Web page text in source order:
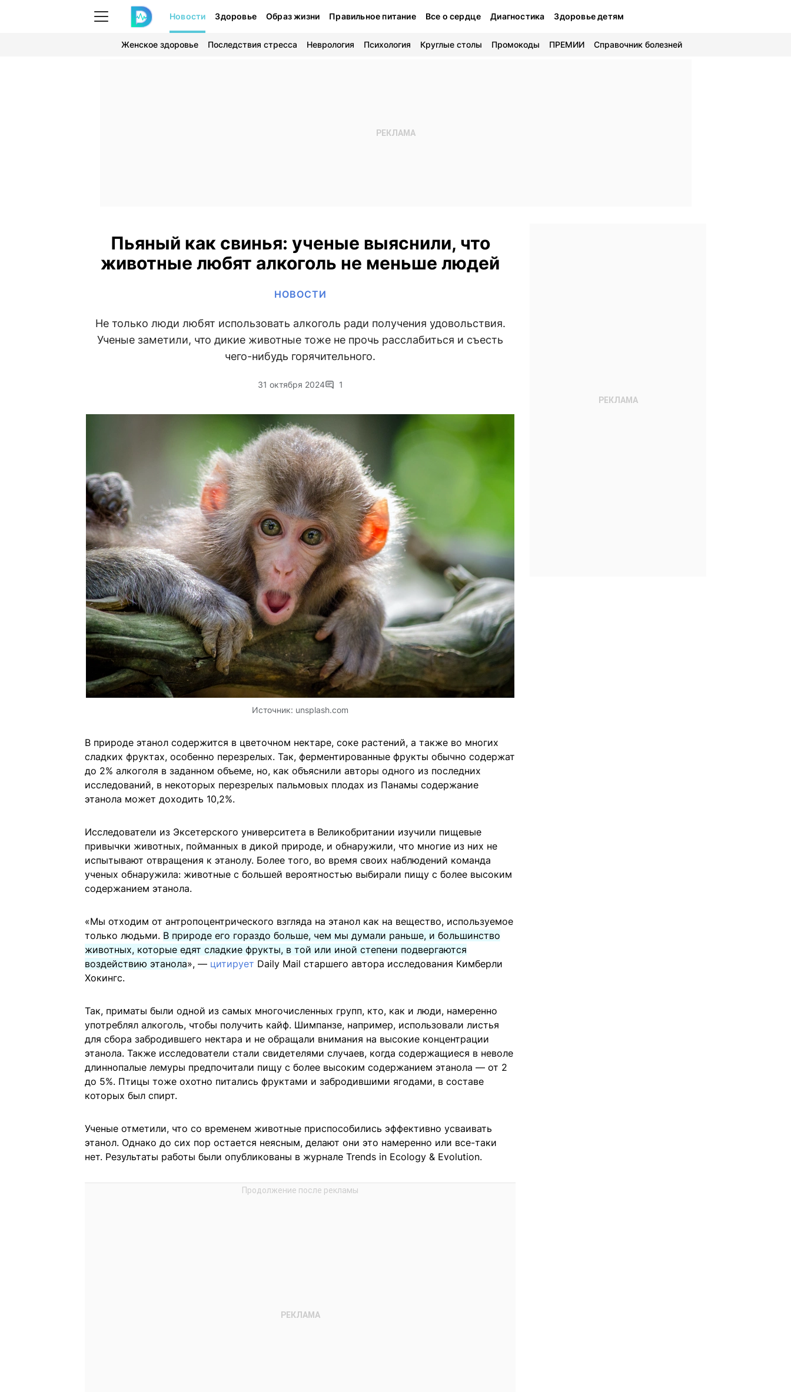
Новости Здоровье Образ жизни Правильное питание Все о сердце Диагностика Здоровье детям
Женское здоровье Последствия стресса Неврология Психология Круглые столы Промокоды ПРЕМИИ Справочник болезней
Пьяный как свинья: ученые выяснили, что
животные любят алкоголь не меньше людей
НОВОСТИ
Не только люди любят использовать алкоголь ради получения удовольствия.
Ученые заметили, что дикие животные тоже не прочь расслабиться и съесть
чего-нибудь горячительного.
31 октября 2024 1
Источник: unsplash.com
В природе этанол содержится в цветочном нектаре, соке растений, а также во многих
сладких фруктах, особенно перезрелых. Так, ферментированные фрукты обычно содержат
до 2% алкоголя в заданном объеме, но, как объяснили авторы одного из последних
исследований, в некоторых перезрелых пальмовых плодах из Панамы содержание
этанола может доходить 10,2%.
Исследователи из Эксетерского университета в Великобритании изучили пищевые
привычки животных, пойманных в дикой природе, и обнаружили, что многие из них не
испытывают отвращения к этанолу. Более того, во время своих наблюдений команда
ученых обнаружила: животные с большей вероятностью выбирали пищу с более высоким
содержанием этанола.
«Мы отходим от антропоцентрического взгляда на этанол как на вещество, используемое
только людьми. В природе его гораздо больше, чем мы думали раньше, и большинство
животных, которые едят сладкие фрукты, в той или иной степени подвергаются
воздействию этанола», — цитирует Daily Mail старшего автора исследования Кимберли
Хокингс.
Так, приматы были одной из самых многочисленных групп, кто, как и люди, намеренно
употреблял алкоголь, чтобы получить кайф. Шимпанзе, например, использовали листья
для сбора забродившего нектара и не обращали внимания на высокие концентрации
этанола. Также исследователи стали свидетелями случаев, когда содержащиеся в неволе
длиннопалые лемуры предпочитали пищу с более высоким содержанием этанола — от 2
до 5%. Птицы тоже охотно питались фруктами и забродившими ягодами, в составе
которых был спирт.
Ученые отметили, что со временем животные приспособились эффективно усваивать
этанол. Однако до сих пор остается неясным, делают они это намеренно или все-таки
нет. Результаты работы были опубликованы в журнале Trends in Ecology & Evolution.